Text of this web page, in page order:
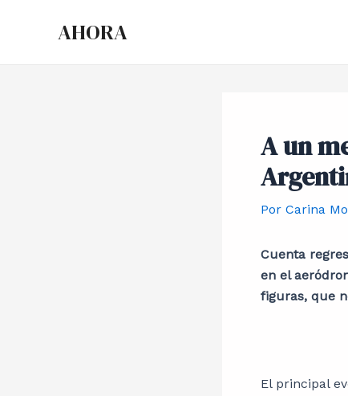
AHORA
A un
Por Carina
Cuenta
en el
figuras, que
El principal